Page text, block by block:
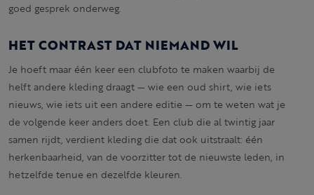
goed gesprek onderweg.
HET CONTRAST DAT NIEMAND WIL
Je hoeft maar één keer een clubfoto te maken waarbij de
helft andere kleding draagt — wie een oud shirt, wie iets
nieuws, wie iets uit een andere editie — om te weten wat je
de volgende keer anders doet. Een club die al twintig jaar
samen rijdt, verdient kleding die dat ook uitstraalt: één
herkenbaarheid, van de voorzitter tot de nieuwste leden, in
hetzelfde tenue en dezelfde kleuren.